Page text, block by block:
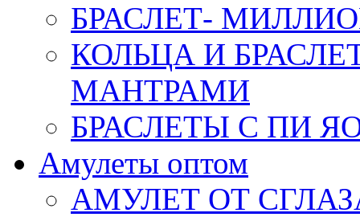
БРАСЛЕТ-
КОЛЬЦА И
МАНТРАМИ
БРАСЛЕТЫ С ПИ
Амулеты оптом
АМУЛЕТ ОТ